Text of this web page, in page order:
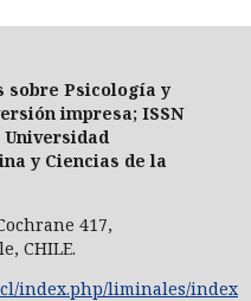
sobre Psicología y
impresa; ISSN
Universidad
y Ciencias de la
417,
CHILE.
index.php/liminales/index